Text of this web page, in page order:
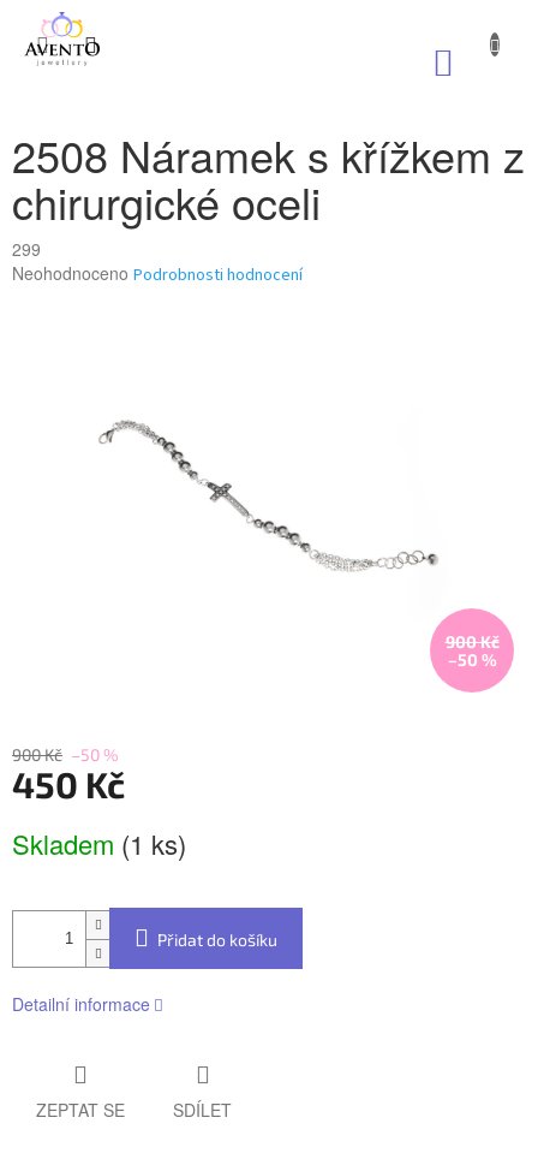
obsah
2508 Náramek s křížkem z
chirurgické oceli
299
Průměrné
Neohodnoceno Podrobnosti hodnocení
900 Kč
–50 %
900 Kč –50 %
450 Kč
cena:
Skladem (1 ks)
Přidat do košíku
Detailní informace
ZEPTAT SE SDÍLET